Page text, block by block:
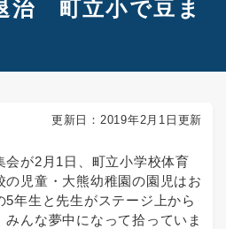
治 町立小で豆ま
更新日：2019年2月1日更新
会が2月1日、町立小学校体育
児童・大熊幼稚園の園児はお
年生と先生がステージ上から
んな夢中になって拾っていま